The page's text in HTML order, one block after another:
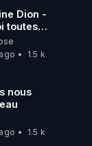
Dion -
toutes
?
1.5 k
nous
1.5 k